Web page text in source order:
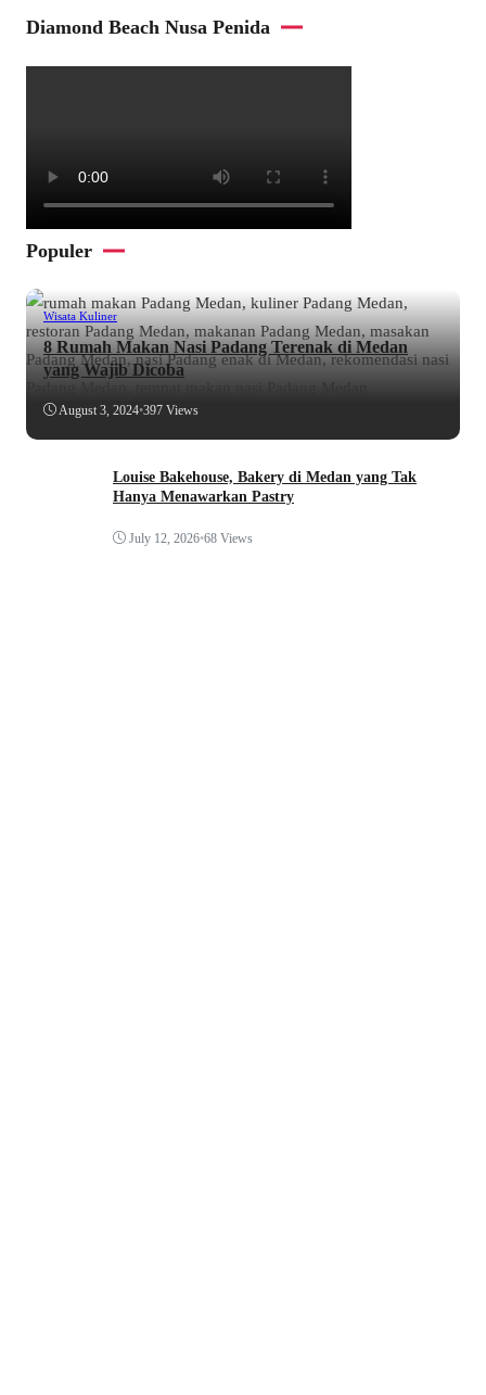
Diamond Beach Nusa Penida
Populer
Wisata Kuliner
8 Rumah Makan Nasi Padang Terenak di Medan
yang Wajib Dicoba
August 3, 2024•397 Views
Louise Bakehouse, Bakery di Medan yang Tak
Hanya Menawarkan Pastry
July 12, 2026•68 Views